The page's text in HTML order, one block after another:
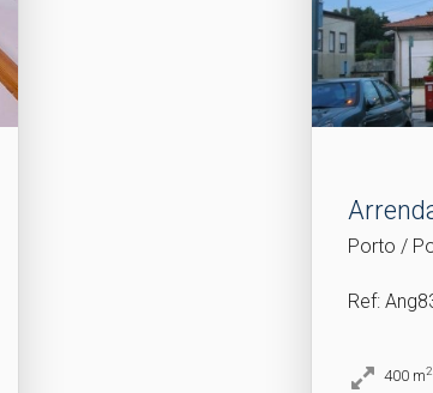
Porto /
Ref:
400 m2